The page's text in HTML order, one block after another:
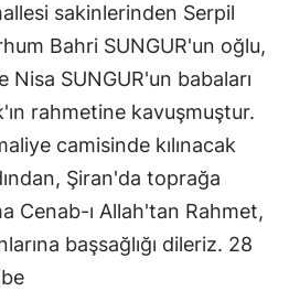
Giresun
Gümüşhane
Hakkari
Hatay
Isparta
sakinlerinden Serpil
Bahri SUNGUR'un oğlu,
Nisa SUNGUR'un babaları
rahmetine kavuşmuştur.
camisinde kılınacak
Şiran'da toprağa
Cenab-ı Allah'tan Rahmet,
başsağlığı dileriz. 28